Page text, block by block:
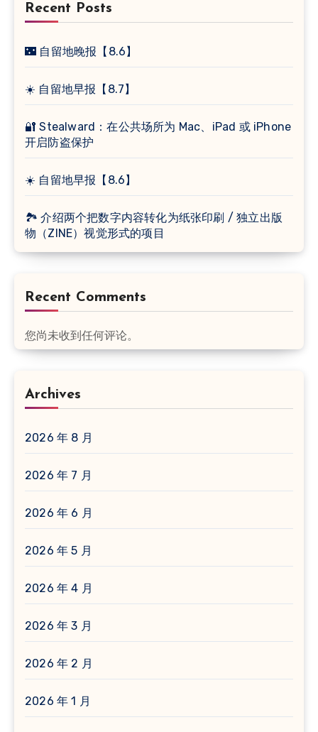
Recent Posts
🌃 自留地晚报【8.6】
☀️ 自留地早报【8.7】
🔐 Stealward：在公共场所为 Mac、iPad 或 iPhone
开启防盗保护
☀️ 自留地早报【8.6】
🏞 介绍两个把数字内容转化为纸张印刷 / 独立出版
物（ZINE）视觉形式的项目
Recent Comments
您尚未收到任何评论。
Archives
2026 年 8 月
2026 年 7 月
2026 年 6 月
2026 年 5 月
2026 年 4 月
2026 年 3 月
2026 年 2 月
2026 年 1 月